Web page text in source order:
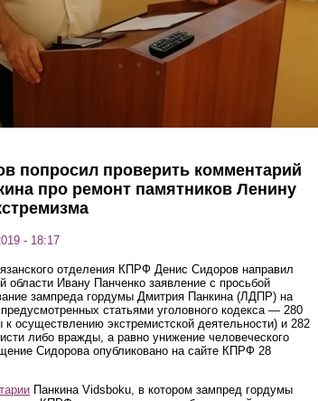
попросил проверить комментарий
про ремонт памятников Ленину
- 18:17
отделения КПРФ Денис Сидоров направил
области Ивану Панченко заявление с просьбой
зампреда гордумы Дмитрия Панкина (ЛДПР) на
статьями уголовного кодекса — 280
осуществлению экстремистской деятельности) и 282
либо вражды, а равно унижение человеческого
Сидорова опубликовано на сайте КПРФ 28
Панкина Vidsboku, в котором зампред гордумы